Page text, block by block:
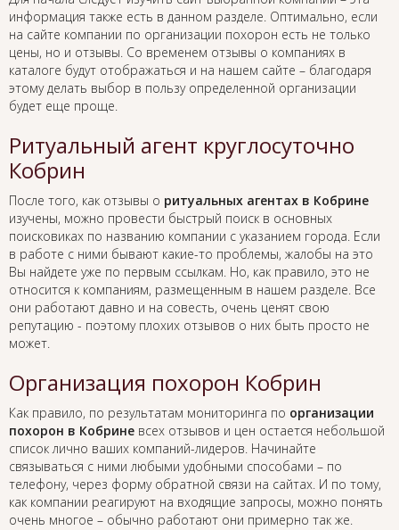
информация также есть в данном разделе. Оптимально, если
на сайте компании по организации похорон есть не только
цены, но и отзывы. Со временем отзывы о компаниях в
каталоге будут отображаться и на нашем сайте – благодаря
этому делать выбор в пользу определенной организации
будет еще проще.
Ритуальный агент круглосуточно
Кобрин
После того, как отзывы о ритуальных агентах в Кобрине
изучены, можно провести быстрый поиск в основных
поисковиках по названию компании с указанием города. Если
в работе с ними бывают какие-то проблемы, жалобы на это
Вы найдете уже по первым ссылкам. Но, как правило, это не
относится к компаниям, размещенным в нашем разделе. Все
они работают давно и на совесть, очень ценят свою
репутацию - поэтому плохих отзывов о них быть просто не
может.
Организация похорон Кобрин
Как правило, по результатам мониторинга по организации
похорон в Кобрине всех отзывов и цен остается небольшой
список лично ваших компаний-лидеров. Начинайте
связываться с ними любыми удобными способами – по
телефону, через форму обратной связи на сайтах. И по тому,
как компании реагируют на входящие запросы, можно понять
очень многое – обычно работают они примерно так же.